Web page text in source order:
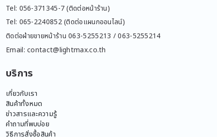
Tel: 056-371345-7 (ติดต่อหน้าร้าน)
Tel: 065-2240852 (ติดต่อแผนกออนไลน์)
ติดต่อฝ่ายขายหน้าร้าน 063-5255213 / 063-5255214
Email: contact@lightmax.co.th
บริการ
เกี่ยวกับเรา
สินค้าทั้งหมด
ข่าวสารและความรู้
คำถามที่พบบ่อย
วิธีการสั่งซื้อสินค้า